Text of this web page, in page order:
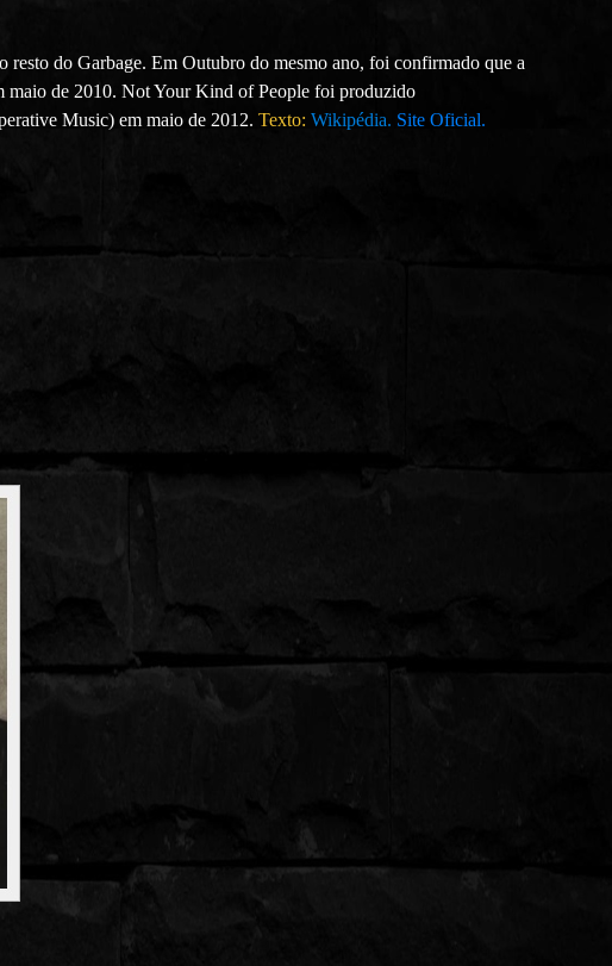
do Garbage. Em Outubro do mesmo ano, foi confirmado que a
maio de 2010. Not Your Kind of People foi produzido
Music) em maio de 2012. Texto: Wikipédia. Site Oficial.